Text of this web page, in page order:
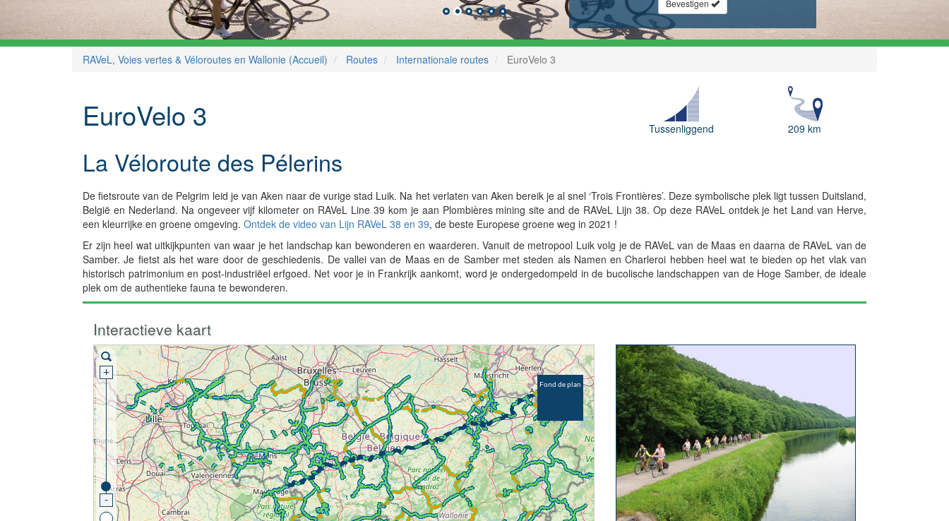
Bevestigen
RAVeL, Voies vertes & Véloroutes en Wallonie (Accueil) Routes Internationale routes EuroVelo 3
EuroVelo 3 Tussenliggend 209 km
La Véloroute des Pélerins
De fietsroute van de Pelgrim leid je van Aken naar de vurige stad Luik. Na het verlaten van Aken bereik je al snel ‘Trois Frontières’. Deze symbolische plek ligt tussen Duitsland,
België en Nederland. Na ongeveer vijf kilometer on RAVeL Line 39 kom je aan Plombières mining site and de RAVeL Lijn 38. Op deze RAVeL ontdek je het Land van Herve,
een kleurrijke en groene omgeving. Ontdek de video van Lijn RAVeL 38 en 39, de beste Europese groene weg in 2021 !
Er zijn heel wat uitkijkpunten van waar je het landschap kan bewonderen en waarderen. Vanuit de metropool Luik volg je de RAVeL van de Maas en daarna de RAVeL van de
Samber. Je fietst als het ware door de geschiedenis. De vallei van de Maas en de Samber met steden als Namen en Charleroi hebben heel wat te bieden op het vlak van
historisch patrimonium en post-industriëel erfgoed. Net voor je in Frankrijk aankomt, word je ondergedompeld in de bucolische landschappen van de Hoge Samber, de ideale
plek om de authentieke fauna te bewonderen.
Interactieve kaart